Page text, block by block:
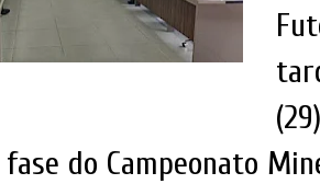
do Campeonato